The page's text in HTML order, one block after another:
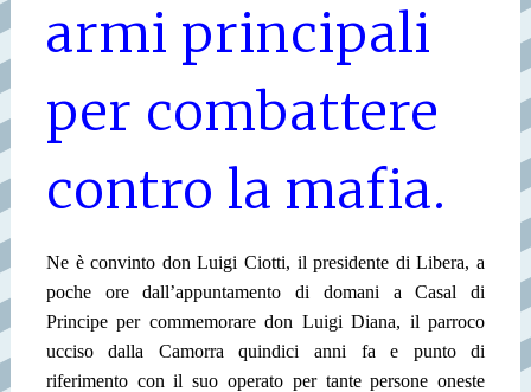
armi principali
per combattere
contro la mafia.
Ne è convinto don Luigi Ciotti, il presidente di Libera, a
poche ore dall’appuntamento di domani a Casal di
Principe per commemorare don Luigi Diana, il parroco
ucciso dalla Camorra quindici anni fa e punto di
riferimento con il suo operato per tante persone oneste